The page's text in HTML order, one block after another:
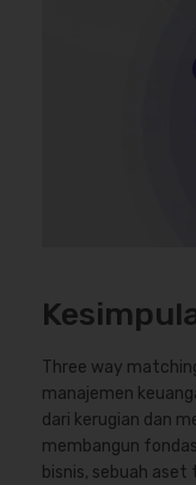
Three way
manajemen
dari kerugian dan
membangun
bisnis, sebuah aset